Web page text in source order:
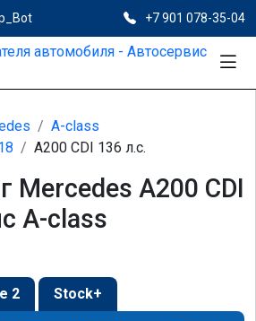
+7 901 078-35-04
A-class
A200 CDI 136 л.с.
Mercedes A200 CDI
A-class
2 Stock+